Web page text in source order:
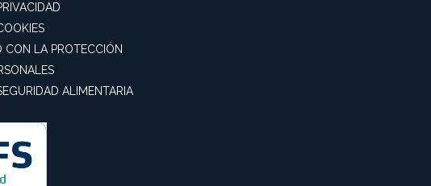
CON LA PROTECCIÓN
ALIMENTARIA